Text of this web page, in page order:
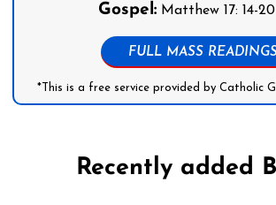
Gospel: Matthew 17: 14-20
FULL MASS READINGS
*This is a free service provided by Catholic
Recently added